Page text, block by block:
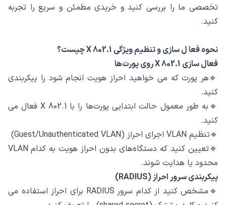
تخصصی ما را بررسی کنید و خریدی مطمئن و سریع را تجربه
کنید.
نحوه فعا ل ‌سازی و تنظیم ویژگی 802.1 X چیست؟
فعال‌ سازی 802.1 X روی پورت‌ها
🔹هر پورت که می ‌خواهید احراز هویت انجام شود را پیکربندی
کنید.
🔹به ‌طور معمول حالت ابتدایی پورت‌ها را با 802.1 X فعال می‌
کنید.
🔹تنظیم VLAN اجرای احراز (Guest/Unauthenticated VLAN)
🔹تعیین کنید که دستگاه‌های بدون احراز هویت به کدام VLAN
محدود یا هدایت شوند.
پیکربندی سرور احراز (RADIUS)
🔹مشخص کنید از کدام سرور RADIUS برای احراز استفاده می‌